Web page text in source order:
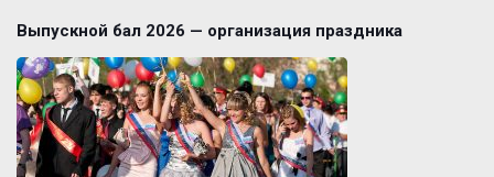
Выпускной бал 2026 — организация праздника